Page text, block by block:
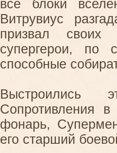
все блоки
Витрувиус
призвал своих
супергерои, по
способные
Выстроились
Сопротивления
фонарь,
его старший